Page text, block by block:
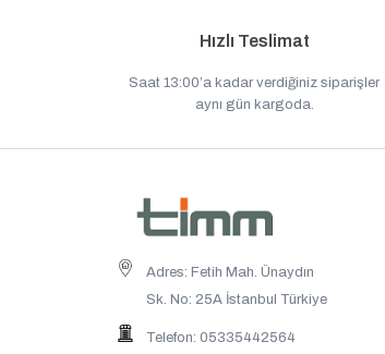
Hızlı Teslimat
Saat 13:00’a kadar verdiğiniz siparişler
aynı gün kargoda.
Adres: Fetih Mah. Ünaydın
Sk. No: 25A İstanbul Türkiye
Telefon: 05335442564